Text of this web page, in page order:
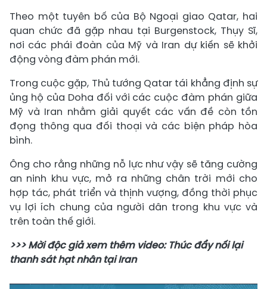
Theo một tuyên bố của Bộ Ngoại giao Qatar, hai
quan chức đã gặp nhau tại Burgenstock, Thụy Sĩ,
nơi các phái đoàn của Mỹ và Iran dự kiến ​​sẽ khởi
động vòng đàm phán mới.
Trong cuộc gặp, Thủ tướng Qatar tái khẳng định sự
ủng hộ của Doha đối với các cuộc đàm phán giữa
Mỹ và Iran nhằm giải quyết các vấn đề còn tồn
đọng thông qua đối thoại và các biện pháp hòa
bình.
Ông cho rằng những nỗ lực như vậy sẽ tăng cường
an ninh khu vực, mở ra những chân trời mới cho
hợp tác, phát triển và thịnh vượng, đồng thời phục
vụ lợi ích chung của người dân trong khu vực và
trên toàn thế giới.
>>> Mời độc giả xem thêm video: Thúc đẩy nối lại
thanh sát hạt nhân tại Iran